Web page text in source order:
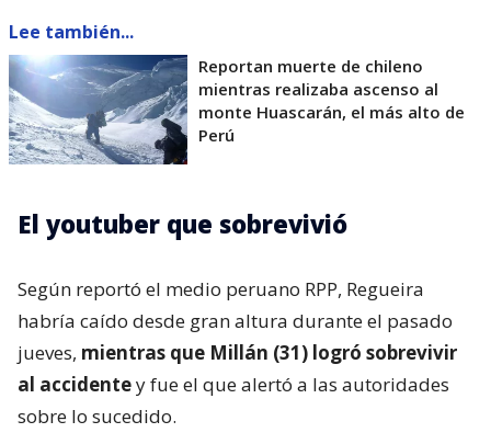
Lee también...
Reportan muerte de chileno
mientras realizaba ascenso al
monte Huascarán, el más alto de
Perú
El youtuber que sobrevivió
Según reportó el medio peruano RPP, Regueira
habría caído desde gran altura durante el pasado
jueves, mientras que Millán (31) logró sobrevivir
al accidentey fue el que alertó a las autoridades
sobre lo sucedido.